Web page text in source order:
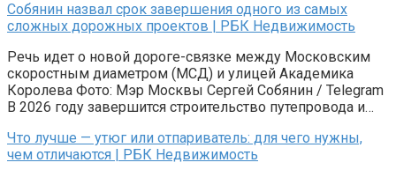
Собянин назвал срок завершения одного из самых
сложных дорожных проектов | РБК Недвижимость
Речь идет о новой дороге-связке между Московским
скоростным диаметром (МСД) и улицей Академика
Королева Фото: Мэр Москвы Сергей Собянин / Telegram
В 2026 году завершится строительство путепровода и…
Что лучше — утюг или отпариватель: для чего нужны,
чем отличаются | РБК Недвижимость